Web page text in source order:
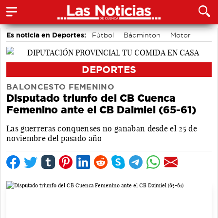
Es noticia en Deportes: Fútbol Bádminton
Motor
Área de Deportes
DEPORTES
BALONCESTO FEMENINO
Disputado triunfo del CB Cuenca
Femenino ante el CB Daimiel (65-61)
Las guerreras conquenses no ganaban desde el 25 de
noviembre del pasado año